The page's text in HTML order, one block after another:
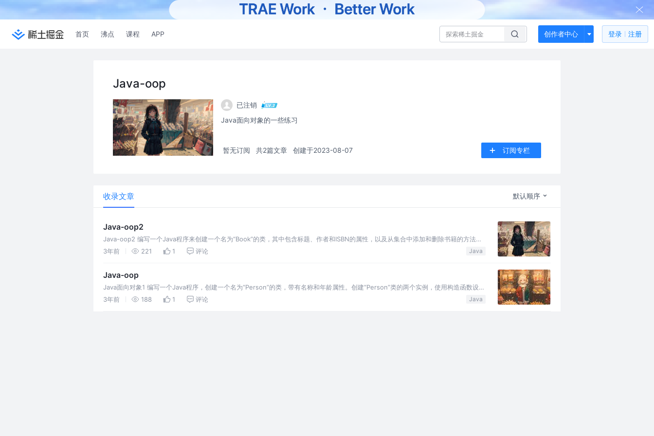
首页 沸点 课程 APP 创作者中心 登录 注册
Java-oop
已注销
Java面向对象的一些练习
暂无订阅 共2篇文章 创建于2023-08-07 订阅专栏
收录文章 默认顺序
Java-oop2
Java-oop2 编写一个Java程序来创建一个名为“Book”的类，其中包含标题、作者和ISBN的属性，以及从集合中添加和删除书籍的方法。
上面的类有三个私有属性：标题、作者和ISBN。它有一个构
3年前 221 1 评论 Java
Java-oop
Java面向对象1 编写一个Java程序，创建一个名为“Person”的类，带有名称和年龄属性。创建“Person”类的两个实例，使用构造函数设置
它们的属性，并打印它们的名称和年龄。
3年前 188 1 评论 Java